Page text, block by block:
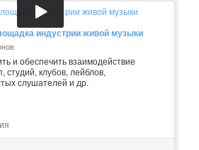
индустрии живой музыки
и обеспечить взаимодействие
студий, клубов, лейблов,
слушателей и др.